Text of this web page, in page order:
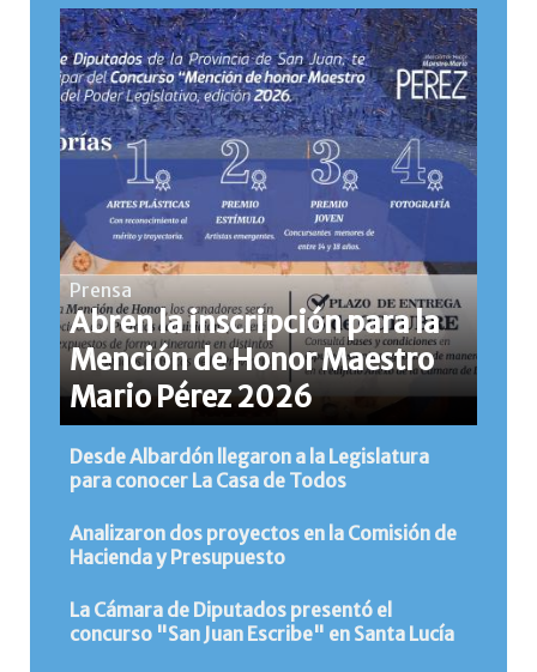
Prensa
Abren la inscripción para la
Mención de Honor Maestro
Mario Pérez 2026
Desde Albardón llegaron a la Legislatura
para conocer La Casa de Todos
Analizaron dos proyectos en la Comisión de
Hacienda y Presupuesto
La Cámara de Diputados presentó el
concurso "San Juan Escribe" en Santa Lucía